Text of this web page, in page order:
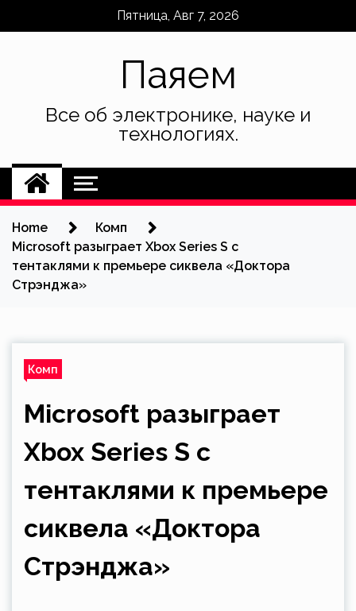
Пятница, Авг 7, 2026
Паяем
Все об электронике, науке и
технологиях.
Home
Комп
Microsoft разыграет Xbox Series S с
тентаклями к премьере сиквела «Доктора
Стрэнджа»
Комп
Microsoft разыграет
Xbox Series S с
тентаклями к премьере
сиквела «Доктора
Стрэнджа»